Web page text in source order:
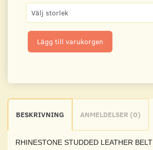
Lägg till varukorgen
BESKRIVNING ANMELDELSER (0)
RHINESTONE STUDDED LEATHER BELT